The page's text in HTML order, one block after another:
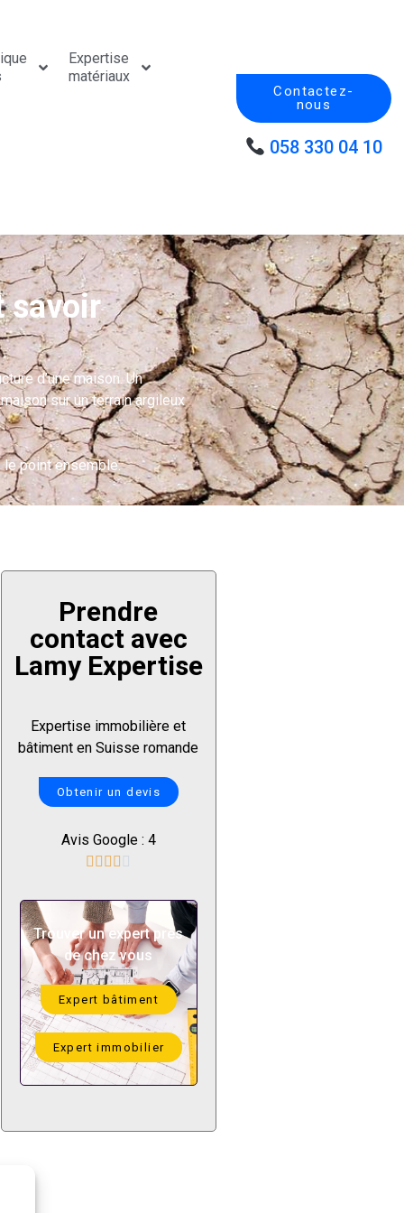
Expertise
matériaux
Contactez-
nous
058 330 04 10
savoir
d’une maison. Un
sur un terrain argileux
le point ensemble.
Prendre
contact avec
Lamy Expertise
Expertise immobilière et
bâtiment en Suisse romande
Obtenir un devis
Avis Google : 4
    
Trouver un expert près
de chez vous
Expert bâtiment
Expert immobilier